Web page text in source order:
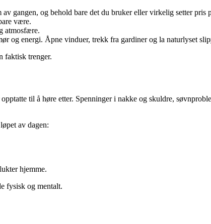
gangen, og behold bare det du bruker eller virkelig setter pris
være.
atmosfære.
og energi. Åpne vinduer, trekk fra gardiner og la naturlyset
faktisk trenger.
til å høre etter. Spenninger i nakke og skuldre,
av dagen:
hjemme.
fysisk og mentalt.